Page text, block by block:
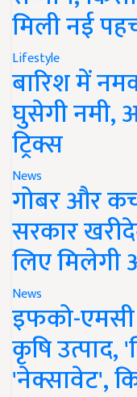
मिली नई
Lifestyle
बारिश में
घुसेगी नमी,
ट्रिक्स
News
गोबर और
सरकार
लिए मिलेगी
News
इफको-एमसी
कृषि उत्पाद,
'नेक्सावेट',